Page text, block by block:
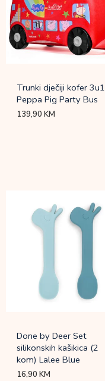
Trunki dječiji kofer 3u1
Peppa Pig Party Bus
139,90KM
Done by Deer Set
silikonskih kašikica (2
kom) Lalee Blue
16,90KM